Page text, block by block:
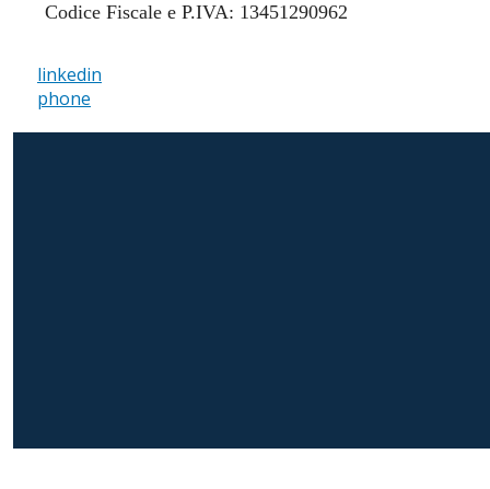
Codice Fiscale e P.IVA: 13451290962
linkedin
phone